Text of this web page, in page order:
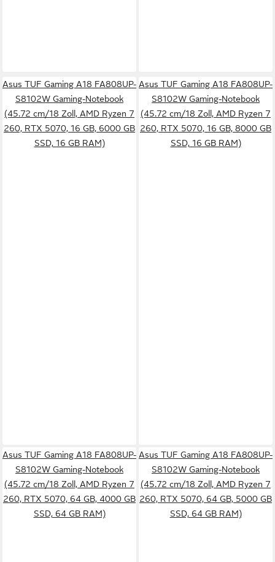
Asus TUF Gaming A18 FA808UP-
S8102W Gaming-Notebook
(45.72 cm/18 Zoll, AMD Ryzen 7
260, RTX 5070, 16 GB, 6000 GB
SSD, 16 GB RAM)
Asus TUF Gaming A18 FA808UP-
S8102W Gaming-Notebook
(45.72 cm/18 Zoll, AMD Ryzen 7
260, RTX 5070, 16 GB, 8000 GB
SSD, 16 GB RAM)
Asus TUF Gaming A18 FA808UP-
S8102W Gaming-Notebook
(45.72 cm/18 Zoll, AMD Ryzen 7
260, RTX 5070, 64 GB, 4000 GB
SSD, 64 GB RAM)
Asus TUF Gaming A18 FA808UP-
S8102W Gaming-Notebook
(45.72 cm/18 Zoll, AMD Ryzen 7
260, RTX 5070, 64 GB, 5000 GB
SSD, 64 GB RAM)